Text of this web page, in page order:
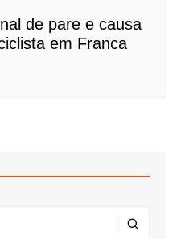
de pare e causa
em Franca